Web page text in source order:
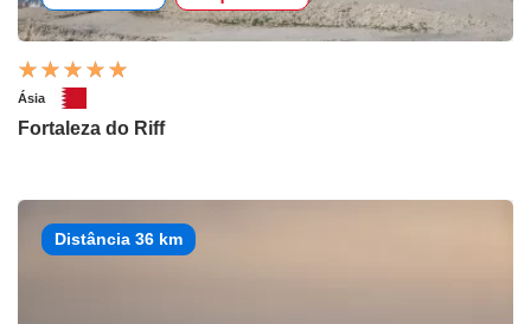
Ásia
Fortaleza do Riff
Distância 36 km